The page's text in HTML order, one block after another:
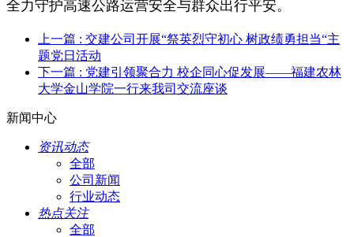
全力守护高速公路运营安全与群众出行平安。
上一篇 : 交建公司开展“祭英烈守初心 树政绩勇担当“主
题党日活动
下一篇 : 党建引领聚合力 校企同心促发展——福建农林
大学金山学院一行来我司交流座谈
新闻中心
资讯动态
全部
公司新闻
行业动态
热点关注
全部